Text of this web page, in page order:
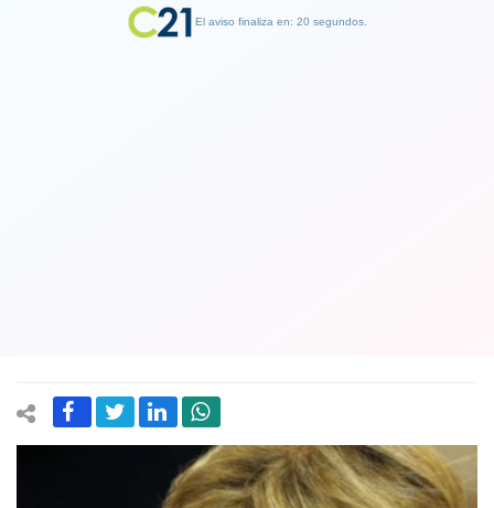
El aviso finaliza en: 19 segundos.